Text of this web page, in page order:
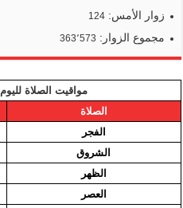
زوار الأمس:124
مجموع الزوار: 363٬573
مواقيت الصلاة لليوم 7 أغسطس 2026
الصلاة
الفجر
الشروق
الظهر
العصر